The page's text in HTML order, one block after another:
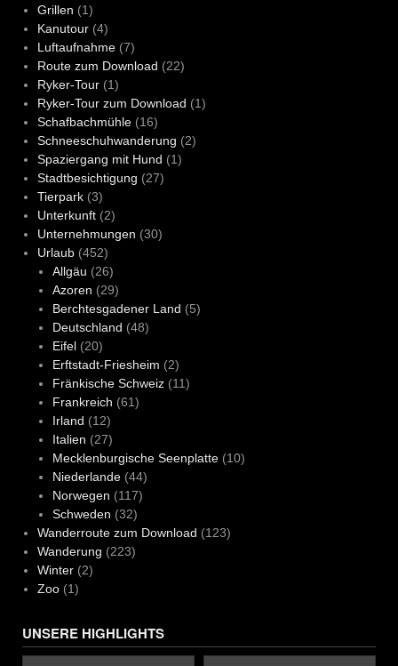
Grillen (1)
Kanutour(4)
Luftaufnahme(7)
Route zum Download (22)
Ryker-Tour(1)
Ryker-Tour zum Download (1)
Schafbachmühle(16)
Schneeschuhwanderung (2)
Spaziergang mit Hund (1)
Stadtbesichtigung (27)
Tierpark(3)
Unterkunft(2)
Unternehmungen (30)
Urlaub(452)
Allgäu (26)
Azoren (29)
Berchtesgadener Land (5)
Deutschland (48)
Eifel(20)
Erftstadt-Friesheim (2)
Fränkische Schweiz(11)
Frankreich (61)
Irland (12)
Italien (27)
Mecklenburgische Seenplatte(10)
Niederlande(44)
Norwegen (117)
Schweden (32)
Wanderroute zum Download (123)
Wanderung (223)
Winter(2)
Zoo(1)
UNSERE HIGHLIGHTS